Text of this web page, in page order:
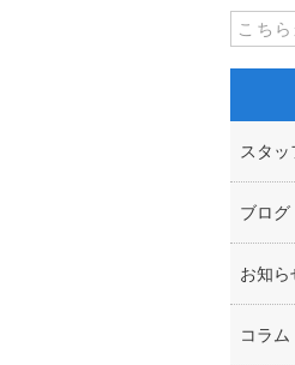
スタ
ブログ
お知ら
コラム